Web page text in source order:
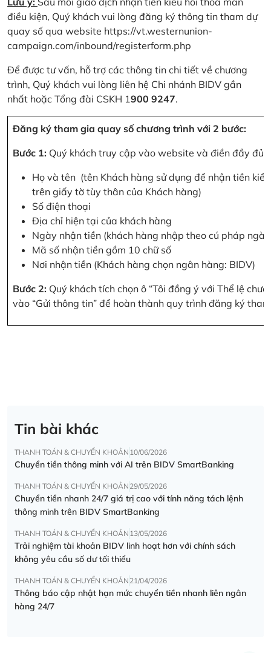
điều kiện, Quý khách vui lòng đăng ký thông tin tham dự
quay số qua website https://vt.westernunion-
campaign.com/inbound/registerform.php
Để được tư vấn, hỗ trợ các thông tin chi tiết về chương
trình, Quý khách vui lòng liên hệ Chi nhánh BIDV gần
nhất hoặc Tổng đài CSKH 1900 9247.
Đăng ký tham gia quay số chương trình với 2 bước:
Bước 1: Quý khách truy cập vào website và điền đầy đủ
Họ và tên (tên Khách hàng sử dụng để nhận tiền
trên giấy tờ tùy thân của Khách hàng)
Số điện thoại
Địa chỉ hiện tại của khách hàng
Ngày nhận tiền (khách hàng nhập theo cú pháp
Mã số nhận tiền gồm 10 chữ số
Nơi nhận tiền (Khách hàng chọn ngân hàng: BIDV)
Bước 2: Quý khách tích chọn ô “Tôi đồng ý với Thể lệ
vào “Gửi thông tin” để hoàn thành quy trình đăng ký
Tin bài khác
THANH TOÁN & CHUYỂN KHOẢN 10/06/2026
Chuyển tiền thông minh với AI trên BIDV SmartBanking
THANH TOÁN & CHUYỂN KHOẢN 29/05/2026
Chuyển tiền nhanh 24/7 giá trị cao với tính năng tách lệnh
thông minh trên BIDV SmartBanking
THANH TOÁN & CHUYỂN KHOẢN 13/05/2026
Trải nghiệm tài khoản BIDV linh hoạt hơn với chính sách
không yêu cầu số dư tối thiểu
THANH TOÁN & CHUYỂN KHOẢN 21/04/2026
Thông báo cập nhật hạn mức chuyển tiền nhanh liên ngân
hàng 24/7